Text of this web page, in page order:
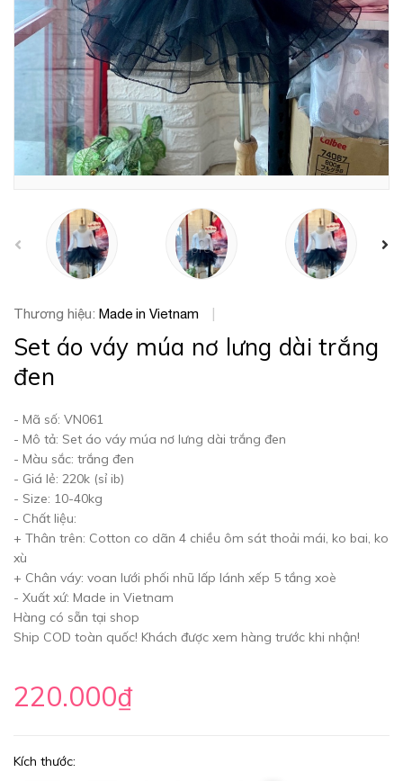
prev
Thương hiệu: Made in Vietnam
Set áo váy múa nơ lưng dài trắng
đen
- Mã số: VN061
- Mô tả: Set áo váy múa nơ lưng dài trắng đen
- Màu sắc: trắng đen
- Giá lẻ: 220k (sỉ ib)
- Size: 10-40kg
- Chất liệu:
+ Thân trên: Cotton co dãn 4 chiều ôm sát thoải mái, ko bai, ko
xù
+ Chân váy: voan lưới phối nhũ lấp lánh xếp 5 tầng xoè
- Xuất xứ: Made in Vietnam
Hàng có sẵn tại shop
Ship COD toàn quốc! Khách được xem hàng trước khi nhận!
220.000₫
Kích thước: